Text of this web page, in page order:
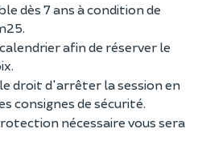
dès 7 ans à condition de
afin de réserver le
droit d'arrêter la session en
consignes de sécurité.
nécessaire vous sera